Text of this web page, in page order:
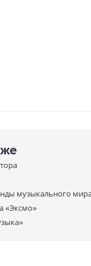
музыкального
«Эксмо»